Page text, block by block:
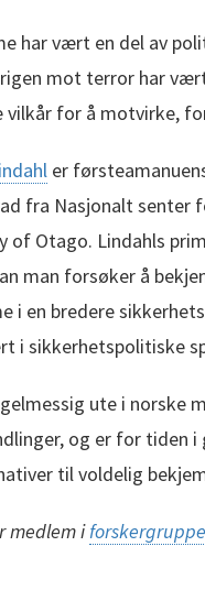
har vært en del av
mot terror har
vilkår for å motvirke,
er
fra Nasjonalt senter
of Otago. Lindahls
man forsøker å
i en bredere
i sikkerhetspolitiske
ute i norske
og er for tiden i
til voldelig
medlem i